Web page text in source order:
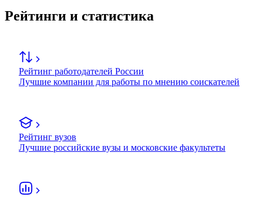
Рейтинги и статистика
Рейтинг работодателей России
Лучшие компании для работы по мнению соискателей
Рейтинг вузов
Лучшие российские вузы и московские факультеты